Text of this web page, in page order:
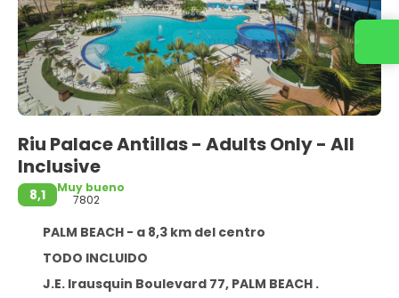
Riu Palace Antillas - Adults Only - All
Inclusive
8,1
Muy bueno
7802
PALM BEACH - a 8,3 km del centro
TODO INCLUIDO
J.E. Irausquin Boulevard 77, PALM BEACH .
Contacta con nosotros